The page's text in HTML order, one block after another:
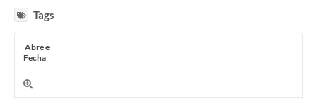
Tags
Abre e
Fecha